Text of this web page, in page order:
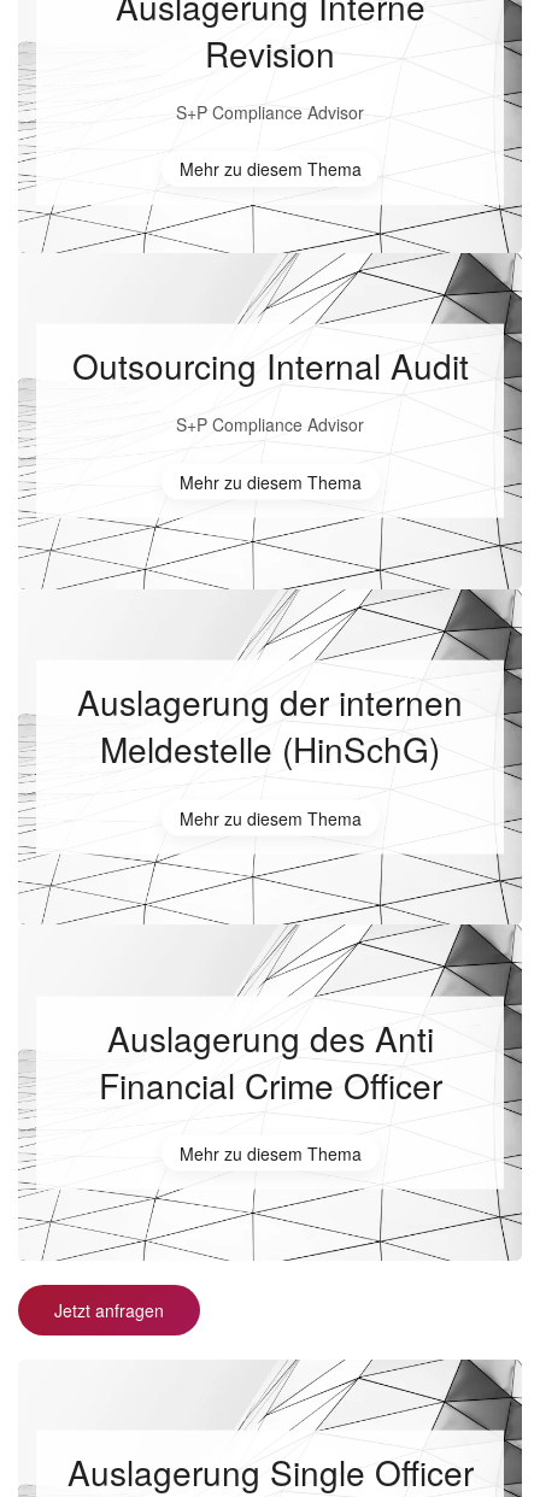
Revision
S+P Compliance Advisor
Mehr zu diesem Thema
Outsourcing Internal Audit
S+P Compliance Advisor
Mehr zu diesem Thema
Auslagerung der internen
Meldestelle (HinSchG)
Mehr zu diesem Thema
Auslagerung des Anti
Financial Crime Officer
Mehr zu diesem Thema
Jetzt anfragen
Auslagerung Single Officer